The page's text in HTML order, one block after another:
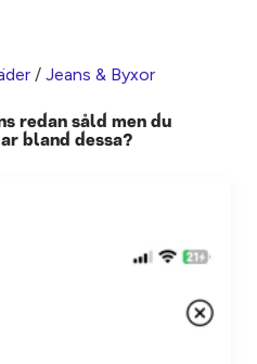
/ Jeans & Byxor
redan såld men du
bland dessa?